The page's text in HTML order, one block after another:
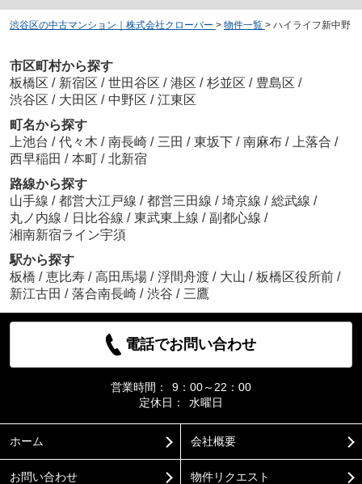
渋谷区の中古マンション｜株式会社クローバー > 物件一覧 > ハイライフ新中野
市区町村から探す
板橋区 / 新宿区 / 世田谷区 / 港区 / 杉並区 / 豊島区 /
渋谷区 / 大田区 / 中野区 / 江東区
町名から探す
上池台 / 代々木 / 南長崎 / 三田 / 東坂下 / 南麻布 / 上落合 /
西早稲田 / 本町 / 北新宿
路線から探す
山手線 / 都営大江戸線 / 都営三田線 / 埼京線 / 総武線 /
丸ノ内線 / 日比谷線 / 東武東上線 / 副都心線 /
湘南新宿ライン宇須
駅から探す
板橋 / 恵比寿 / 高田馬場 / 浮間舟渡 / 大山 / 板橋区役所前 /
新江古田 / 落合南長崎 / 渋谷 / 三鷹
電話でお問い合わせ
営業時間：
9：00～22：00
定休日：
水曜日
ホーム 会社概要
お問い合わせ 物件リクエスト